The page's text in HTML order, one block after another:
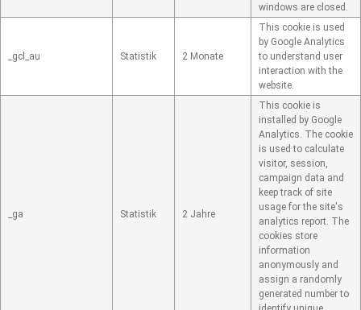
windows are closed.
_gcl_au Statistik 2 Monate
This cookie is used
by Google Analytics
to understand user
interaction with the
website.
_ga Statistik 2 Jahre
This cookie is
installed by Google
Analytics. The cookie
is used to calculate
visitor, session,
campaign data and
keep track of site
usage for the site's
analytics report. The
cookies store
information
anonymously and
assign a randomly
generated number to